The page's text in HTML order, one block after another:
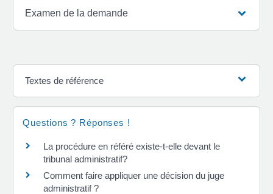
Examen de la demande
Textes de référence
Questions ? Réponses !
La procédure en référé existe-t-elle devant le
tribunal administratif?
Comment faire appliquer une décision du juge
administratif ?